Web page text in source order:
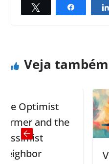
← Previous
Next →
Veja também
and the